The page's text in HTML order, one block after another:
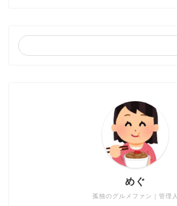
孤独のグルメファン｜管理人
めぐ